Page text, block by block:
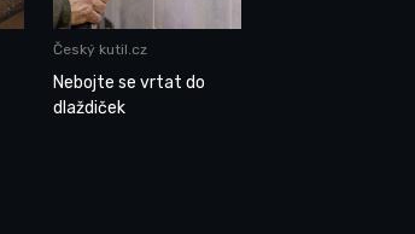
Český kutil.cz
Nebojte se vrtat do
dlaždiček